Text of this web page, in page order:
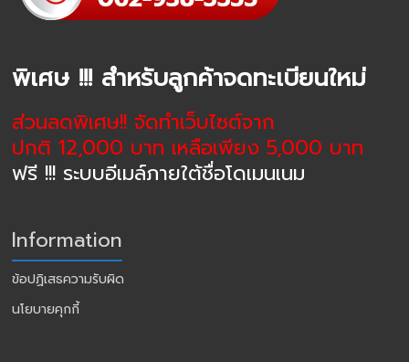
พิเศษ !!! สำหรับลูกค้าจดทะเบียนใหม่
ส่วนลดพิเศษ!! จัดทำเว็บไซต์จาก
ปกติ 12,000 บาท เหลือเพียง 5,000 บาท
ฟรี !!! ระบบอีเมล์ภายใต้ชื่อโดเมนเนม
Information
ข้อปฏิเสธความรับผิด
นโยบายคุกกี้